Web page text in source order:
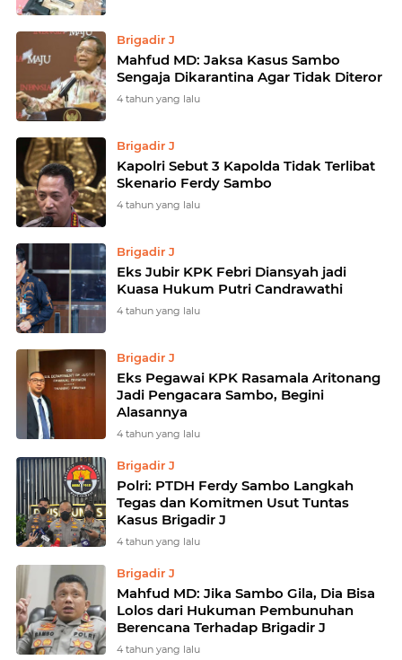
Brigadir J
Mahfud MD: Jaksa Kasus Sambo
Sengaja Dikarantina Agar Tidak Diteror
4 tahun yang lalu
Brigadir J
Kapolri Sebut 3 Kapolda Tidak Terlibat
Skenario Ferdy Sambo
4 tahun yang lalu
Brigadir J
Eks Jubir KPK Febri Diansyah jadi
Kuasa Hukum Putri Candrawathi
4 tahun yang lalu
Brigadir J
Eks Pegawai KPK Rasamala Aritonang
Jadi Pengacara Sambo, Begini
Alasannya
4 tahun yang lalu
Brigadir J
Polri: PTDH Ferdy Sambo Langkah
Tegas dan Komitmen Usut Tuntas
Kasus Brigadir J
4 tahun yang lalu
Brigadir J
Mahfud MD: Jika Sambo Gila, Dia Bisa
Lolos dari Hukuman Pembunuhan
Berencana Terhadap Brigadir J
4 tahun yang lalu